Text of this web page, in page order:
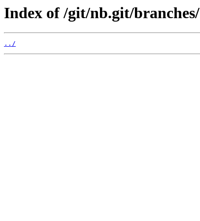
Index of /git/nb.git/branches/
../